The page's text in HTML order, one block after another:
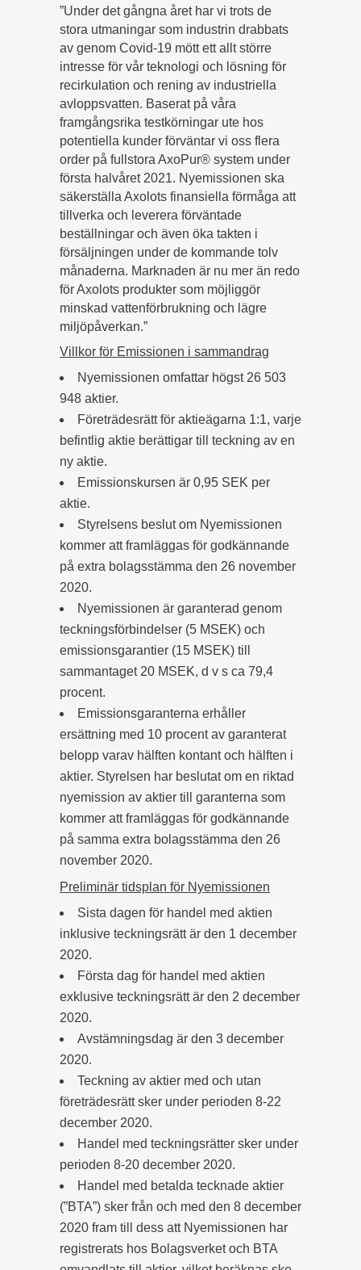
”Under det gångna året har vi trots de
stora utmaningar som industrin drabbats
av genom Covid-19 mött ett allt större
intresse för vår teknologi och lösning för
recirkulation och rening av industriella
avloppsvatten. Baserat på våra
framgångsrika testkörningar ute hos
potentiella kunder förväntar vi oss flera
order på fullstora AxoPur® system under
första halvåret 2021. Nyemissionen ska
säkerställa Axolots finansiella förmåga att
tillverka och leverera förväntade
beställningar och även öka takten i
försäljningen under de kommande tolv
månaderna. Marknaden är nu mer än redo
för Axolots produkter som möjliggör
minskad vattenförbrukning och lägre
miljöpåverkan.”
Villkor för Emissionen i sammandrag
Nyemissionen omfattar högst 26 503
948 aktier.
Företrädesrätt för aktieägarna 1:1, varje
befintlig aktie berättigar till teckning av en
ny aktie.
Emissionskursen är 0,95 SEK per
aktie.
Styrelsens beslut om Nyemissionen
kommer att framläggas för godkännande
på extra bolagsstämma den 26 november
2020.
Nyemissionen är garanterad genom
teckningsförbindelser (5 MSEK) och
emissionsgarantier (15 MSEK) till
sammantaget 20 MSEK, d v s ca 79,4
procent.
Emissionsgaranterna erhåller
ersättning med 10 procent av garanterat
belopp varav hälften kontant och hälften i
aktier. Styrelsen har beslutat om en riktad
nyemission av aktier till garanterna som
kommer att framläggas för godkännande
på samma extra bolagsstämma den 26
november 2020.
Preliminär tidsplan för Nyemissionen
Sista dagen för handel med aktien
inklusive teckningsrätt är den 1 december
2020.
Första dag för handel med aktien
exklusive teckningsrätt är den 2 december
2020.
Avstämningsdag är den 3 december
2020.
Teckning av aktier med och utan
företrädesrätt sker under perioden 8-22
december 2020.
Handel med teckningsrätter sker under
perioden 8-20 december 2020.
Handel med betalda tecknade aktier
(”BTA”) sker från och med den 8 december
2020 fram till dess att Nyemissionen har
registrerats hos Bolagsverket och BTA